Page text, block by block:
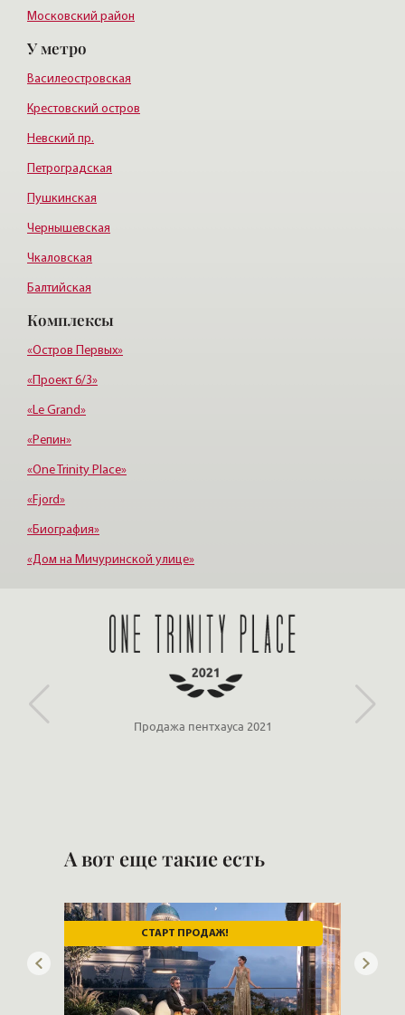
Московский район
Курортный район
У метро
Василеостровская
Крестовский остров
Невский пр.
Петроградская
Пушкинская
Чернышевская
Чкаловская
Балтийская
Старая деревня
Удельная
Комплексы
«Остров Первых»
«Проект 6/3»
«Le Grand»
«Репин»
«One Trinity Place»
«Fjord»
«Биография»
«Дом на Мичуринской улице»
Партнёр ООО «ЛСР»
А вот еще такие есть
ВИД НА НЕВУ